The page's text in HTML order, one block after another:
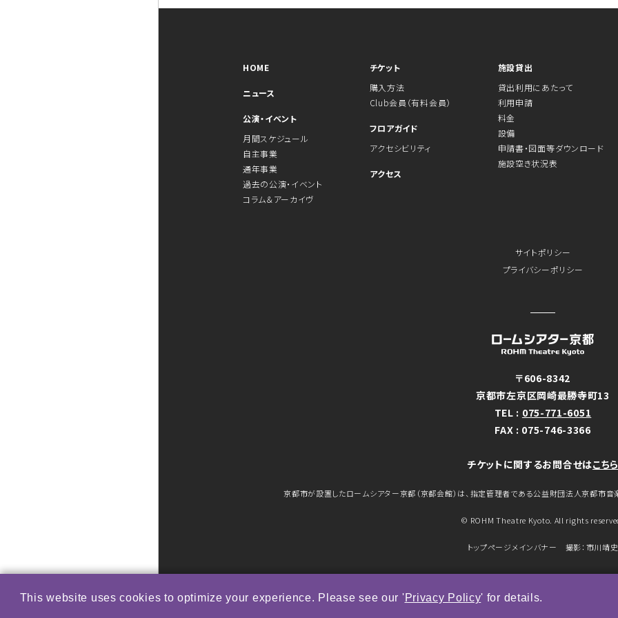
HOME
ニュース
公演・イベント
月間スケジュール
自主事業
通年事業
過去の公演・イベント
コラム＆アーカイヴ
チケット
購入方法
Club会員（有料会員）
フロアガイド
アクセシビリティ
アクセス
施設貸出
貸出利用にあたって
利用申請
料金
設備
申請書・図面等ダウンロード
施設空き状況表
サイトポリシー
プライバシーポリシー
〒606-8342
京都市左京区岡崎最勝寺町13
TEL : 075-771-6051
FAX : 075-746-3366
チケットに関するお問合せはこち
京都市が設置したロームシアター京都（京都会館）は、指定管理者である公益財団法人京都市音
© ROHM Theatre Kyoto. All rights
トップページメインバナー 撮影：市川靖史
This website uses cookies to optimize your experience. Please see our 'Privacy Policy' for details.